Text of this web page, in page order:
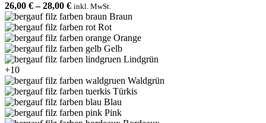
26,00 €–28,00 € inkl. MwSt.
Braun
Rot
Orange
Gelb
Lindgrün
+10
Waldgrün
Türkis
Blau
Pink